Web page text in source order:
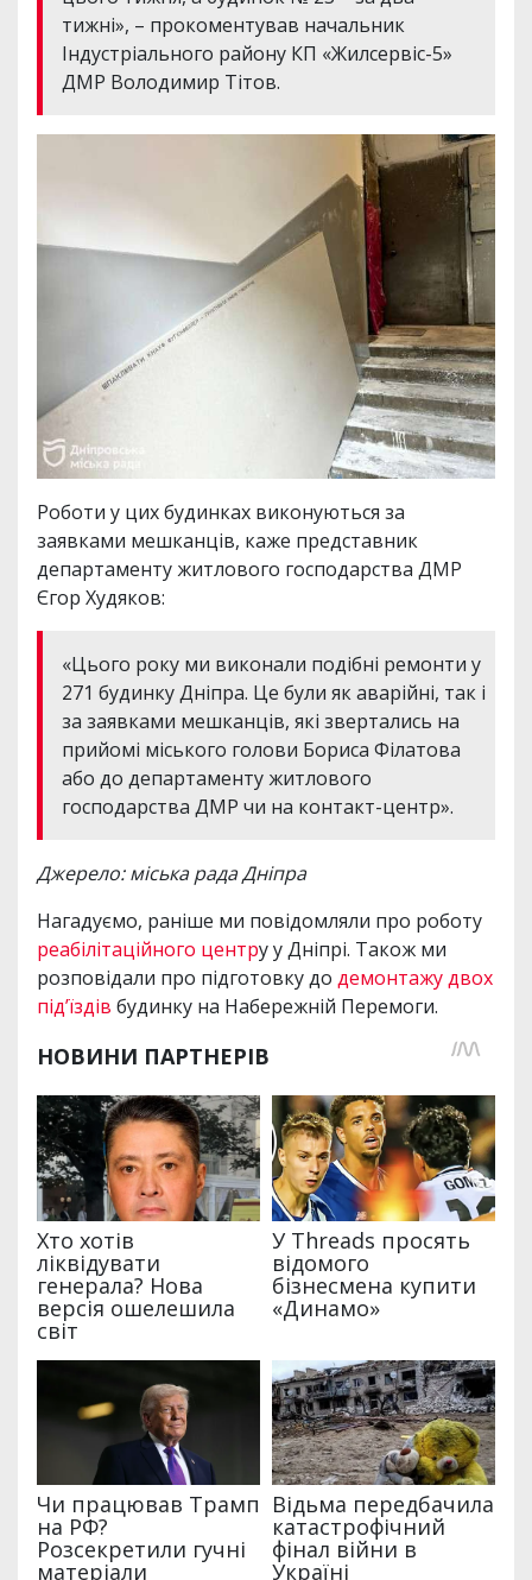
тижні», – прокоментував начальник
Індустріального району КП «Жилсервіс-5»
ДМР Володимир Тітов.
Роботи у цих будинках виконуються за
заявками мешканців, каже представник
департаменту житлового господарства ДМР
Єгор Худяков:
«Цього року ми виконали подібні ремонти у
271 будинку Дніпра. Це були як аварійні, так і
за заявками мешканців, які звертались на
прийомі міського голови Бориса Філатова
або до департаменту житлового
господарства ДМР чи на контакт-центр».
Джерело: міська рада Дніпра
Нагадуємо, раніше ми повідомляли про роботу
реабілітаційного центру у Дніпрі. Також ми
розповідали про підготовку до демонтажу двох
під’їздів будинку на Набережній Перемоги.